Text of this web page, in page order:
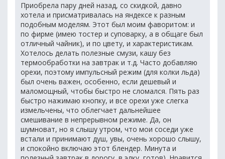
Приобрела пару дней назад, со скидкой, давно
хотела и присматривалась на яндексе к разным
подобным моделям. Этот был моим фаворитом: и
по фирме (имею тостер и суповарку, а в общаге был
отличный чайник), и по цвету, и характеристикам.
Хотелось делать полезные смузи, кашу без
термообработки на завтрак и т.д. Часто добавляю
орехи, поэтому импульсный режим (для колки льда)
был очень важен, особенно, если дешевый и
маломощный, чтобы быстро не сломался. Пять раз
быстро нажимаю кнопку, и все орехи уже слегка
измельчены, что облегчает дальнейшее
смешивание в непрерывном режиме. Да, он
шумноват, но я слышу утром, что мои соседи уже
встали и принимают душ, увы, очень хорошо слышу,
и спокойно включаю этот блендер. Минута и